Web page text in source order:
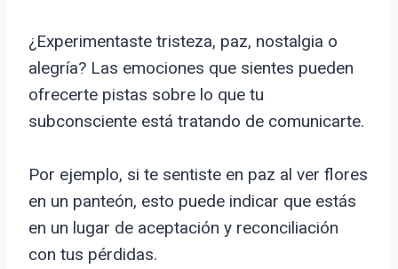
¿Experimentaste tristeza, paz, nostalgia o
alegría? Las emociones que sientes pueden
ofrecerte pistas sobre lo que tu
subconsciente está tratando de comunicarte.
Por ejemplo, si te sentiste en paz al ver flores
en un panteón, esto puede indicar que estás
en un lugar de aceptación y reconciliación
con tus pérdidas.